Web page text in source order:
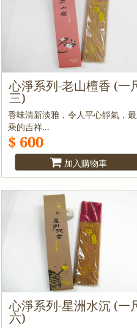
心淨系列-老山檀香 (一
三)
香味清新淡雅，令人平心靜氣，
乘的吉祥...
$ 600
加入購物車
心淨系列-星洲水沉 (一
六)